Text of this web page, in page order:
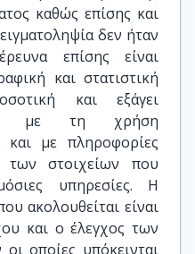
καθώς επίσης και
δεν ήταν
επίσης είναι
και στατιστική
και εξάγει
με τη χρήση
με πληροφορίες
των στοιχείων που
υπηρεσίες. Η
ακολουθείται είναι
και ο έλεγχος των
οποίες υπόκεινται